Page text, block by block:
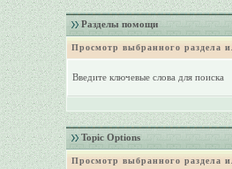
Разделы помощи
Просмотр выбранного раздела
Введите ключевые слова для поиска
Topic Options
Просмотр выбранного раздела